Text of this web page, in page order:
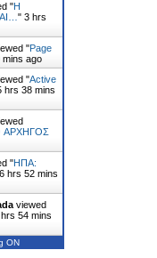
"Η
" 3 hrs
"Page
mins ago
"Active
hrs 38 mins
ΑΡΧΗΓΟΣ
"ΗΠΑ:
6 hrs 52 mins
viewed
54 mins
ON